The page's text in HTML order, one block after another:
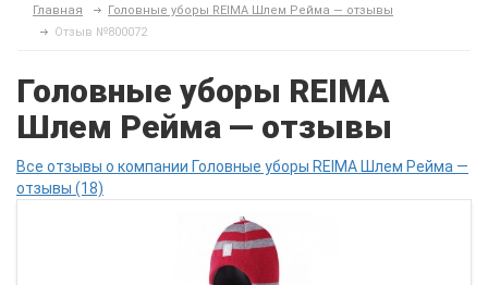
Главная
Головные уборы REIMA Шлем Рейма — отзывы
Отзыв №800072
Головные уборы REIMA
Шлем Рейма — отзывы
Все отзывы о компании Головные уборы REIMA Шлем Рейма —
отзывы (18)